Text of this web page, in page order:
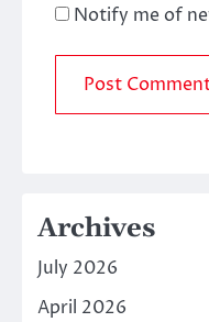
Notify me of
Archives
July 2026
April 2026